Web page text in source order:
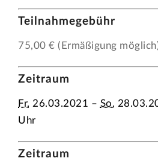
Teilnahmegebühr
75,00 € (Ermäßigung
Zeitraum
Fr. 26.03.2021 – So.
Uhr
Zeitraum